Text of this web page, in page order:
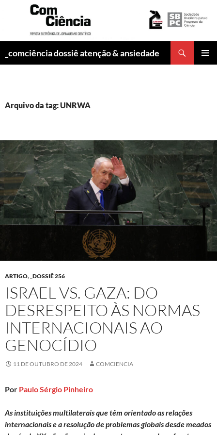
_comciência dossiê atenção & ansiedade
Arquivo da tag: UNRWA
ARTIGO, _DOSSIÊ 256
ISRAEL VS. GAZA: DO
DESRESPEITO ÀS NORMAS
INTERNACIONAIS AO
GENOCÍDIO
11 DE OUTUBRO DE 2024 COMCIENCIA
Por Paulo Sérgio Pinheiro
As instituições multilaterais que têm orientado as relações
internacionais e a resolução de problemas globais desde meados